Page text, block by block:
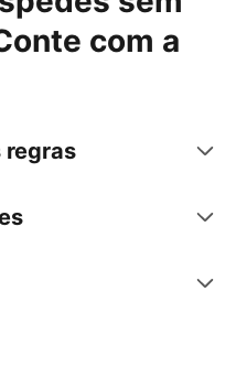
com a
regras